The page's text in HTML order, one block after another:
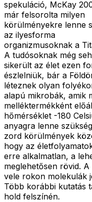
spekuláció, McKay
már felsorolta milyen
körülményekre lenne
az ilyesforma
organizmusoknak a
A tudósoknak még
sikerült az élet ezen
észlelniük, bár a
léteznek olyan
alapú mikrobák, amik
melléktermékként
hőmérséklet -180
anyagra lenne
zord körülmények
hogy az
erre alkalmatlan, a
meglehetősen rövid.
vele rokon molekulák
Több korábbi kutatás
hold felszínén.